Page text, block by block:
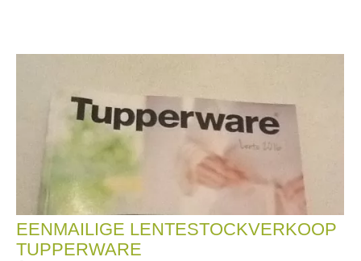
EENMAILIGE LENTESTOCKVERKOOP
TUPPERWARE